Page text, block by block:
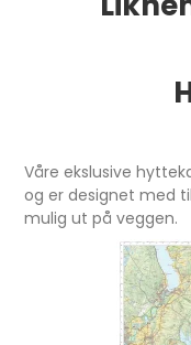
Våre ekslusive
og er designet med
mulig ut på veggen.